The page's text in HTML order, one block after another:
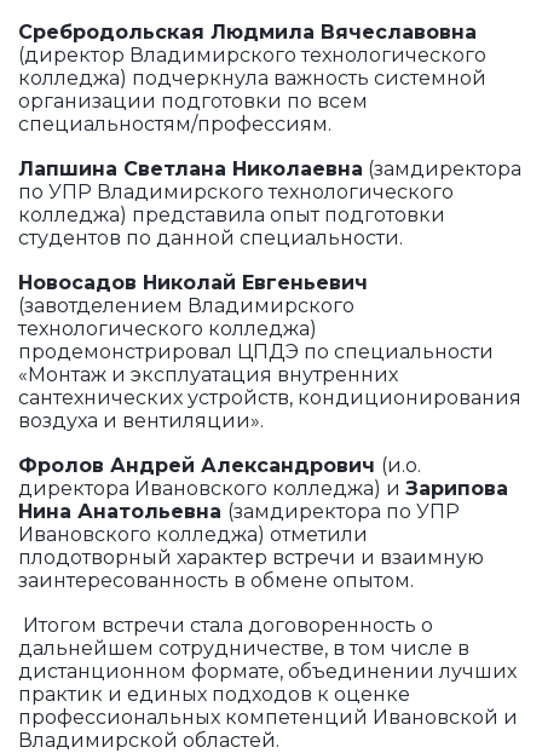
Сребродольская Людмила Вячеславовна
(директор Владимирского технологического
колледжа) подчеркнула важность системной
организации подготовки по всем
специальностям/профессиям.
Лапшина Светлана Николаевна (замдиректора
по УПР Владимирского технологического
колледжа) представила опыт подготовки
студентов по данной специальности.
Новосадов Николай Евгеньевич
(завотделением Владимирского
технологического колледжа)
продемонстрировал ЦПДЭ по специальности
«Монтаж и эксплуатация внутренних
сантехнических устройств, кондиционирования
воздуха и вентиляции».
Фролов Андрей Александрович (и.о.
директора Ивановского колледжа) и Зарипова
Нина Анатольевна (замдиректора по УПР
Ивановского колледжа) отметили
плодотворный характер встречи и взаимную
заинтересованность в обмене опытом.
Итогом встречи стала договоренность о
дальнейшем сотрудничестве, в том числе в
дистанционном формате, объединении лучших
практик и единых подходов к оценке
профессиональных компетенций Ивановской и
Владимирской областей.